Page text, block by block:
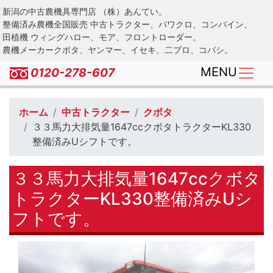
Skip
to
main
content
新潟の中古農機具専門店 （株）あんてい。
整備済み農機全国販売 中古トラクター、パワクロ、コンバイン、
田植機 ウィングハロー、モア、フロントローダー。
農機メーカークボタ、ヤンマー、イセキ、二プロ、コバシ。
0120-278-607 MENU
ホーム 中古トラクター
クボタ
３３馬力大排気量1647ccクボタトラクターKL330
整備済みUシフトです。
３３馬力大排気量1647ccクボタ
トラクターKL330整備済みUシ
フトです。